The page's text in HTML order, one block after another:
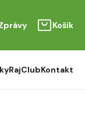
Košík
RajClubKontakt